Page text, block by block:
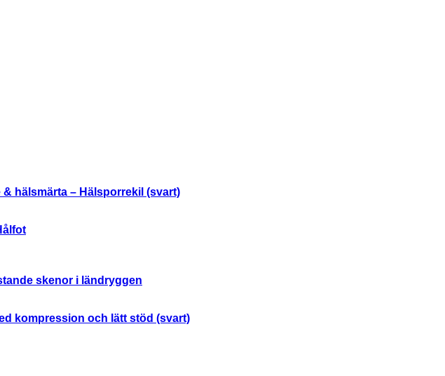
hälsmärta – Hälsporrekil (svart)
skenor i ländryggen
kompression och lätt stöd (svart)